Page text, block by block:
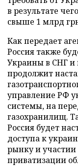
в результате
свыше 1 млрд
Как передает
Россия также
Украины в СНГ и
продолжит
управление РФ
системы, на
газохранилищ.
Россия будет
доступа к
рынку и
приватизации